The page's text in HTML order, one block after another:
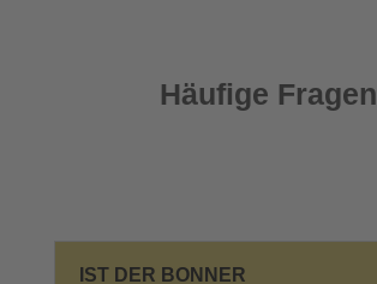
Häufige Fragen
IST DER BONNER